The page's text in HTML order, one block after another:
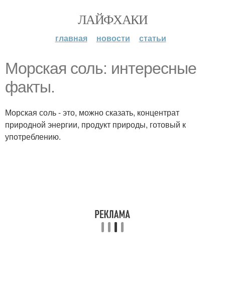
ЛАЙФХАКИ
главная новости статьи
Морская соль: интересные
факты.
Морская соль - это, можно сказать, концентрат
природной энергии, продукт природы, готовый к
употреблению.